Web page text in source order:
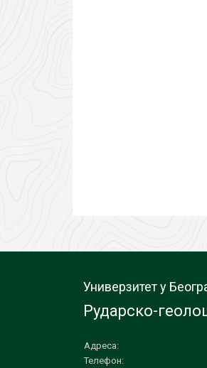
Универзитет у
Рударско-
Адреса:
Телефон: